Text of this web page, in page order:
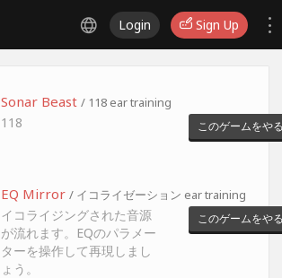
Login Sign Up
Sonar Beast / 118 ear training
118 このゲームをや
EQ Mirror / イコライゼーション ear training
イコライジングされた音源
が流れます。EQのパラメー
ターを操作して再現しまし
ょう。
このゲームをや